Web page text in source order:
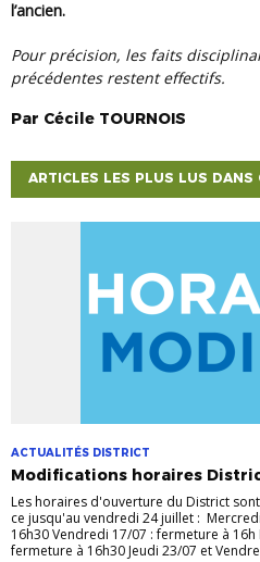
l’ancien.
Pour précision, les faits disciplinaires des rencontres
précédentes restent effectifs.
Par Cécile TOURNOIS
ARTICLES LES PLUS LUS DANS
ACTUALITÉS DISTRICT
Modifications horaires
Les horaires d'ouverture du District
ce jusqu'au vendredi 24 juillet :
16h30 Vendredi 17/07 : fermeture à
fermeture à 16h30 Jeudi 23/07 et